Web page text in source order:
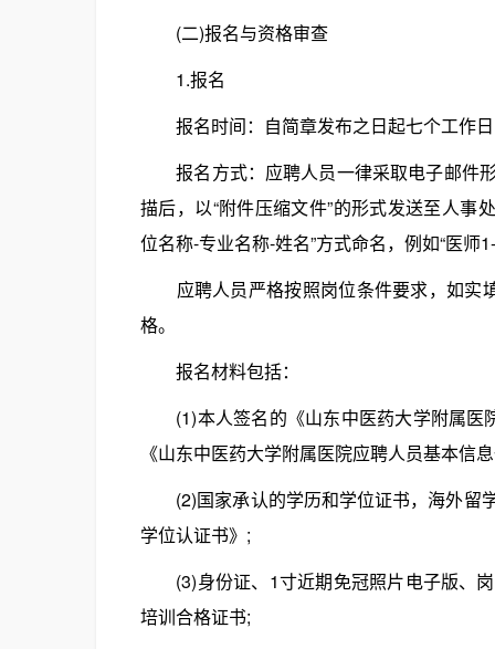
(二)报名与资格审查
1.报名
报名时间：自简章发布之日起七个工作
报名方式：应聘人员一律采取电子邮件
描后，以“附件压缩文件”的形式发送至人事
位名称-专业名称-姓名”方式命名，例如“医师
应聘人员严格按照岗位条件要求，如实
格。
报名材料包括：
(1)本人签名的《山东中医药大学附属医
《山东中医药大学附属医院应聘人员基本信
(2)国家承认的学历和学位证书，海外留
学位认证书》;
(3)身份证、1寸近期免冠照片电子版、岗
培训合格证书;